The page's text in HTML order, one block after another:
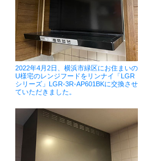
2022年4月2日、横浜市緑区にお住まいの
U様宅のレンジフードをリンナイ「LGR
シリーズ」LGR-3R-AP601BKに交換させ
ていただきました。